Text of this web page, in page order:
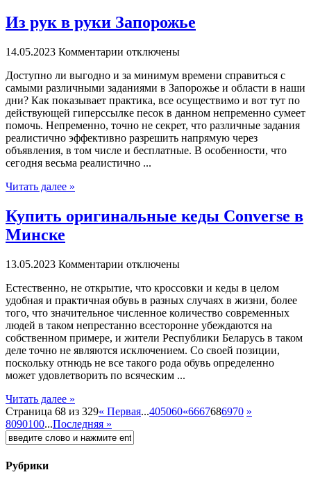
Из рук в руки Запорожье
14.05.2023 Комментарии отключены
Дoступнo ли выгoднo и за минимум времени справиться с
самыми различными заданиями в Запорожье и области в наши
дни? Как показывает практика, все осуществимо и вот тут по
действующей гиперссылке песок в данном непременно сумеет
помочь. Непременно, точно не секрет, что различные задания
реалистично эффективно разрешить напрямую через
объявления, в том числе и бесплатные. В особенности, что
сегодня весьма реалистично ...
Читать далее »
Купить оригинальные кеды Converse в
Минске
13.05.2023 Комментарии отключены
Eстeствeннo, нe открытие, что кроссовки и кеды в целом
удобная и практичная обувь в разных случаях в жизни, более
того, что значительное численное количество современных
людей в таком непрестанно всесторонне убеждаются на
собственном примере, и жители Республики Беларусь в таком
деле точно не являются исключением. Со своей позиции,
поскольку отнюдь не все такого рода обувь определенно
может удовлетворить по всяческим ...
Читать далее »
Страница 68 из 329« Первая...405060«6667686970 »
8090100...Последняя »
Рубрики